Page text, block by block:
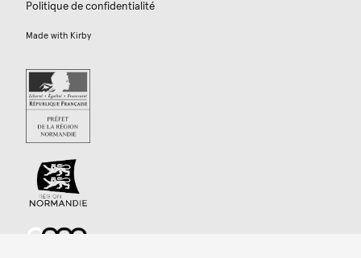
Politique de confidentialité
Made with Kirby